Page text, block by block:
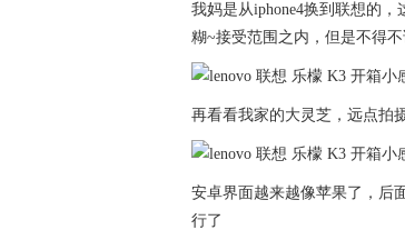
我妈是从iphone4换到联想的
糊~接受范围之内，但是不得
再看看我家的大灵芝，远点拍
安卓界面越来越像苹果了，后
行了